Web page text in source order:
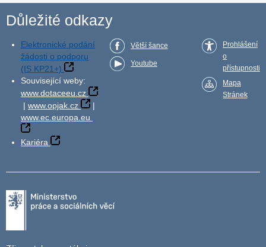
Důležité odkazy
Elektronické podání
žádosti o podporu
(IS KP21+)
Související weby:
www.dotaceeu.cz
| www.opjak.cz
|
www.ec.europa.eu
Kariéra
Větší šance
Youtube
Prohlášení
o
přístupnosti
Mapa
Stránek